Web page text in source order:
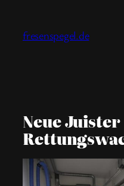
springen
fresenspegel.de
Neue Juister